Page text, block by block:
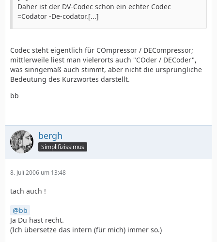
Daher ist der DV-Codec schon ein echter Codec
=Codator -De-codator.[...]
Codec steht eigentlich für COmpressor / DECompressor;
mittlerweile liest man vielerorts auch "COder / DECoder",
was sinngemäß auch stimmt, aber nicht die ursprüngliche
Bedeutung des Kurzwortes darstellt.
bb
bergh
Simplifizissimus
8. Juli 2006 um 13:48
tach auch !
bb
Ja Du hast recht.
(Ich übersetze das intern (für mich) immer so.)